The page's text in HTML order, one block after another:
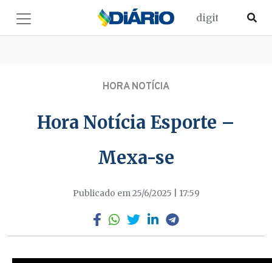
HORA NOTÍCIA
Hora Notícia Esporte –
Mexa-se
Publicado em 25/6/2025 | 17:59